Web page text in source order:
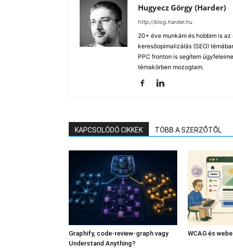
Hugyecz Görgy (Harder)
http://blog.harder.hu
20+ éve munkám és hobbim is
keresőopimalizálás (SEO)
PPC fronton is segítem
témakörben mozogtam.
KAPCSOLÓDÓ CIKKEK TÖBB A SZERZŐTŐL
Graphify, code-review-graph vagy
Understand Anything?
WCAG és